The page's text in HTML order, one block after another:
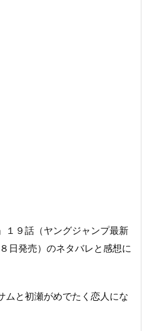
１９話（ヤングジャンプ最新
日発売）のネタバレと感想に
ムと初瀬がめでたく恋人にな